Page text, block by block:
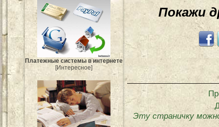
Платежные системы в интернете
[Интересное]
Покажи
Эту страничку